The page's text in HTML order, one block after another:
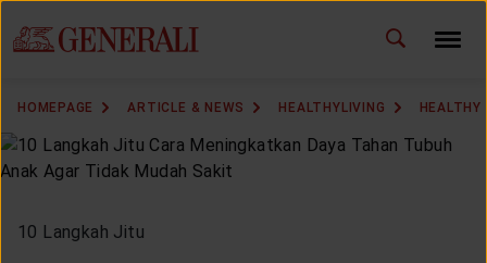
HOMEPAGE ARTICLE & NEWS HEALTHYLIVING HEALTHY
10 Langkah Jitu
CHANGE LANGUAGE ID EN